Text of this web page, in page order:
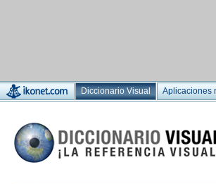
Diccionario Visual Aplicaciones